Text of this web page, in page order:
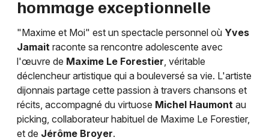
Chanson française en Bretagne
Newsletter des sorties
Artistes en tournée
hommage exceptionnelle
"Maxime et Moi" est un spectacle personnel où Yves
Jamait raconte sa rencontre adolescente avec
l'œuvre de Maxime Le Forestier, véritable
déclencheur artistique qui a bouleversé sa vie. L'artiste
dijonnais partage cette passion à travers chansons et
récits, accompagné du virtuose Michel Haumont au
picking, collaborateur habituel de Maxime Le Forestier,
et de Jérôme Broyer.